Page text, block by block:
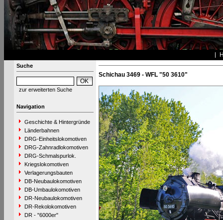
Suche
zur erweiterten Suche
Navigation
Geschichte & Hintergründe
Länderbahnen
DRG-Einheitslokomotiven
DRG-Zahnradlokomotiven
DRG-Schmalspurlok.
Kriegslokomotiven
Verlagerungsbauten
DB-Neubaulokomotiven
DB-Umbaulokomotiven
DR-Neubaulokomotiven
DR-Rekolokomotiven
DR - "6000er"
Schichau 3469 - WFL "50 3610"